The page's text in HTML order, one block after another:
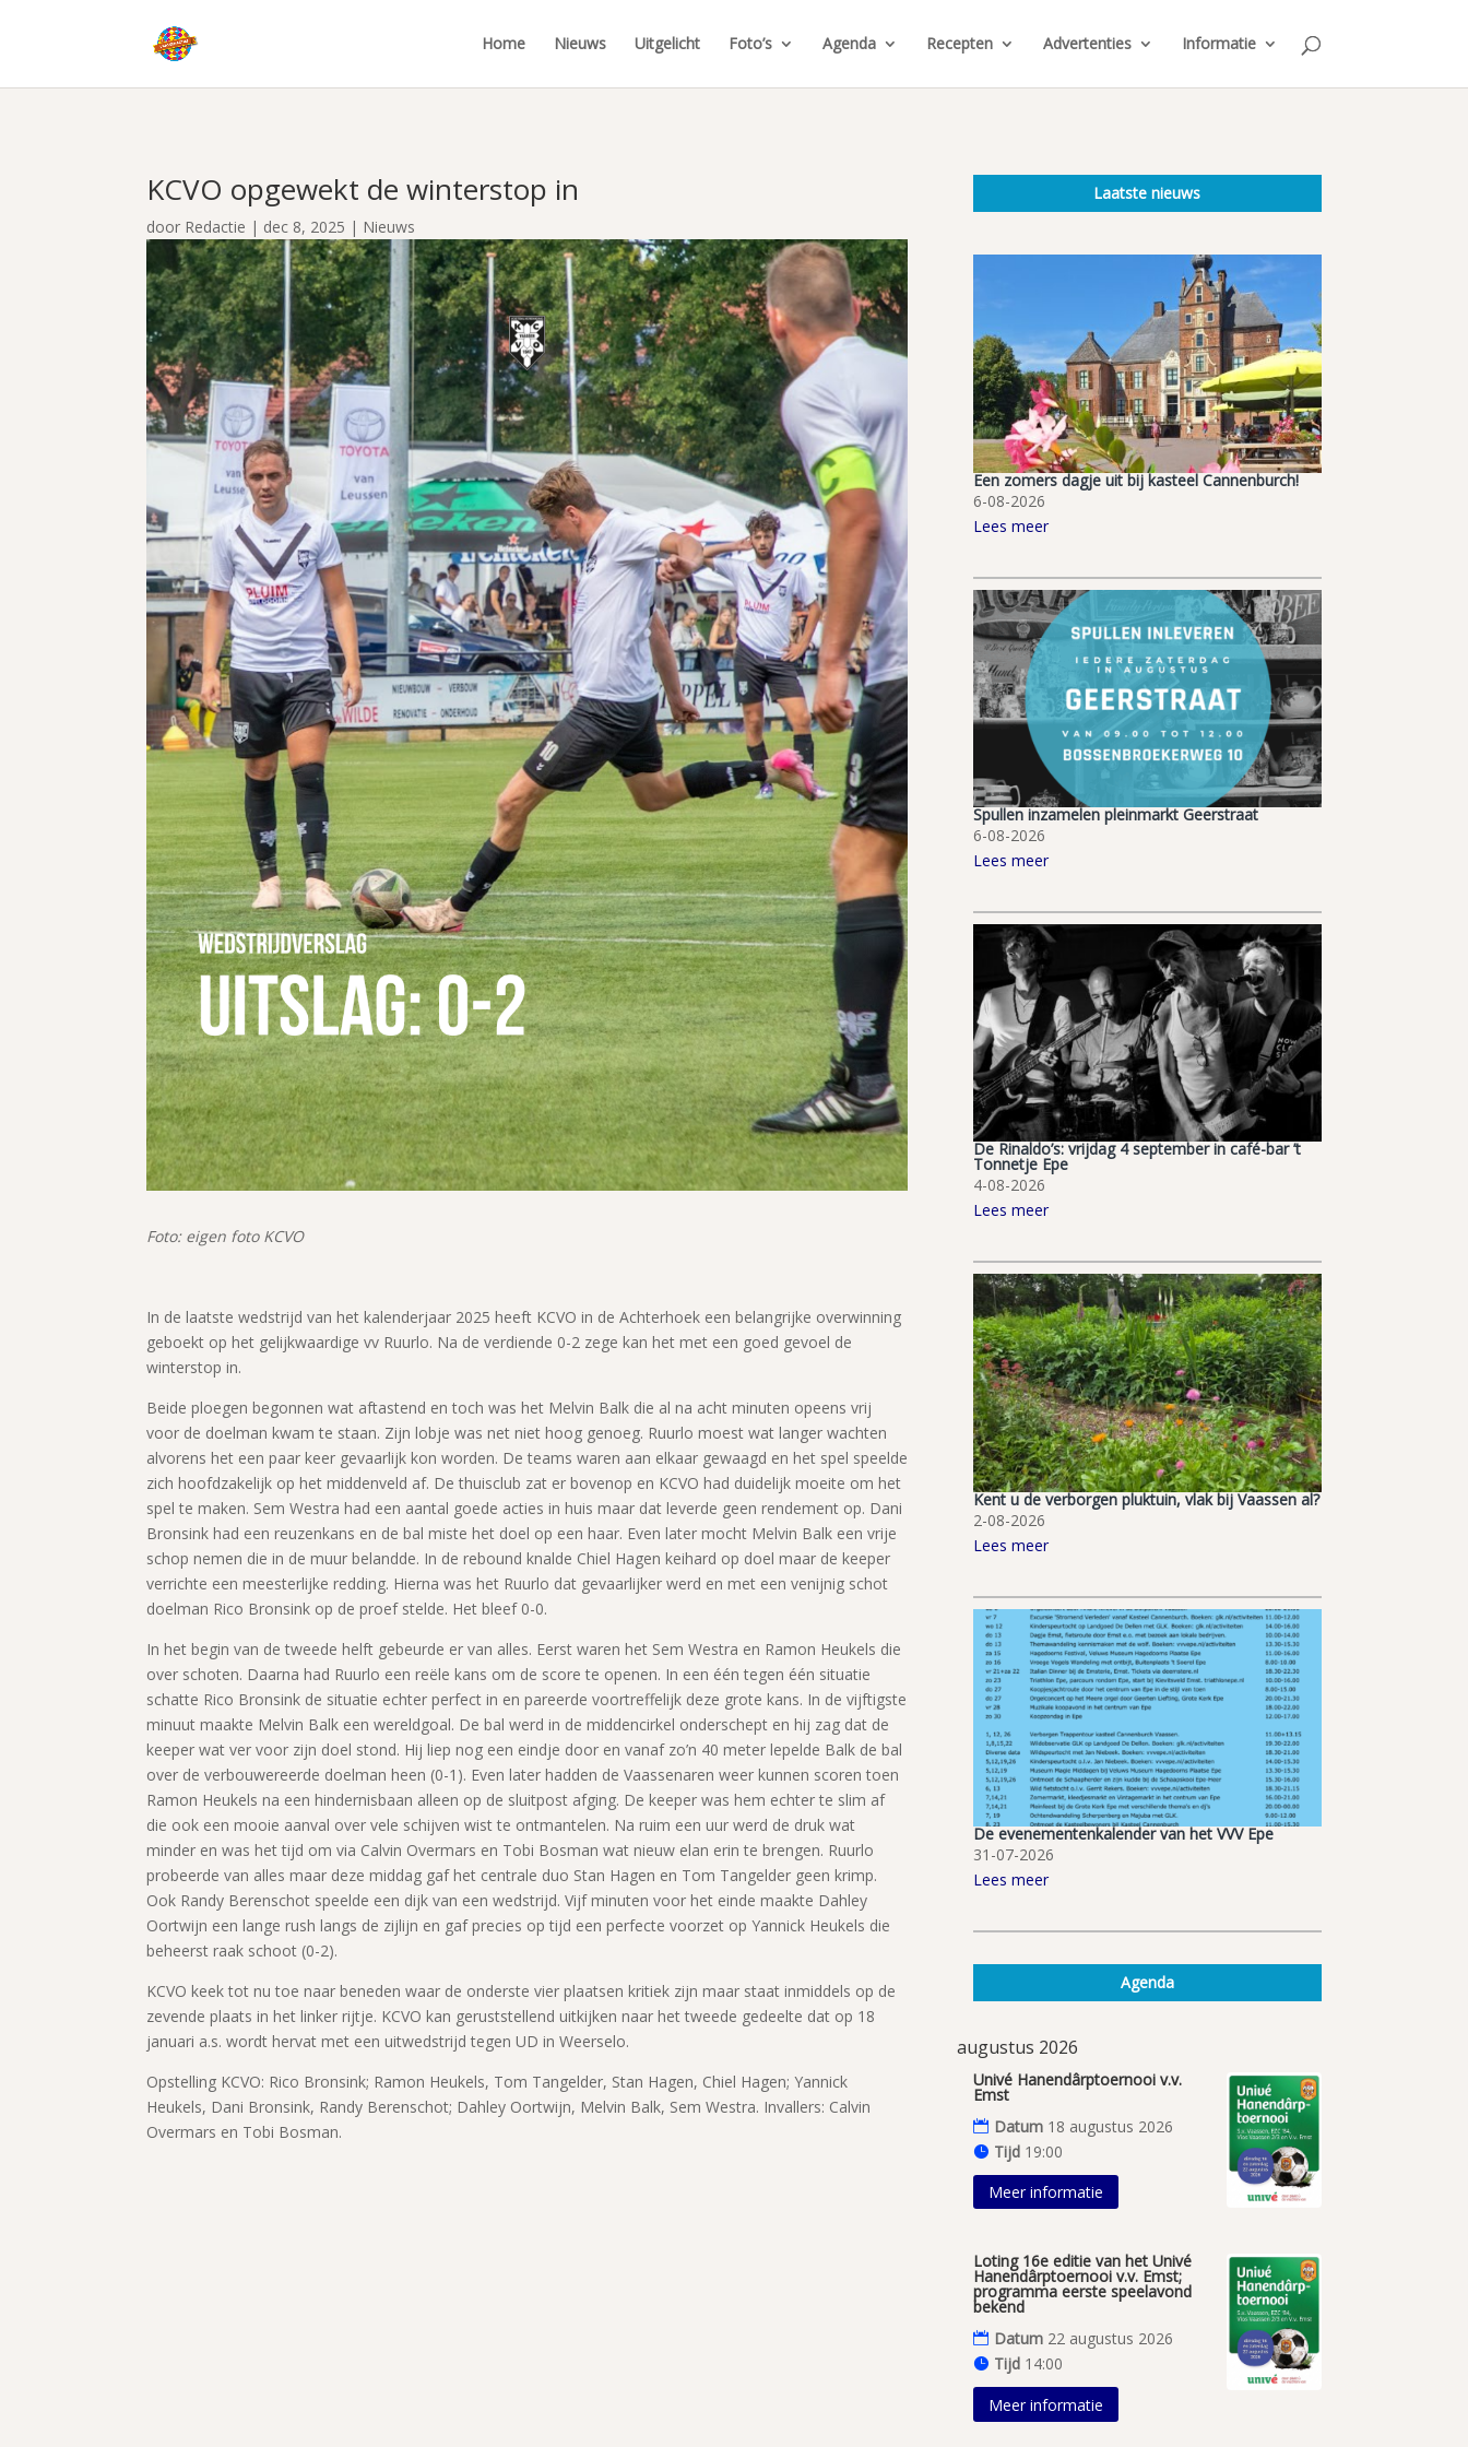
Home Nieuws Uitgelicht Foto’s Agenda Recepten Advertenties Informatie
KCVO opgewekt de winterstop in
door Redactie | dec 8, 2025 | Nieuws
Foto: eigen foto KCVO
In de laatste wedstrijd van het kalenderjaar 2025 heeft KCVO in de Achterhoek een belangrijke overwinning
geboekt op het gelijkwaardige vv Ruurlo. Na de verdiende 0-2 zege kan het met een goed gevoel de
winterstop in.
Beide ploegen begonnen wat aftastend en toch was het Melvin Balk die al na acht minuten opeens vrij
voor de doelman kwam te staan. Zijn lobje was net niet hoog genoeg. Ruurlo moest wat langer wachten
alvorens het een paar keer gevaarlijk kon worden. De teams waren aan elkaar gewaagd en het spel speelde
zich hoofdzakelijk op het middenveld af. De thuisclub zat er bovenop en KCVO had duidelijk moeite om het
spel te maken. Sem Westra had een aantal goede acties in huis maar dat leverde geen rendement op. Dani
Bronsink had een reuzenkans en de bal miste het doel op een haar. Even later mocht Melvin Balk een vrije
schop nemen die in de muur belandde. In de rebound knalde Chiel Hagen keihard op doel maar de keeper
verrichte een meesterlijke redding. Hierna was het Ruurlo dat gevaarlijker werd en met een venijnig schot
doelman Rico Bronsink op de proef stelde. Het bleef 0-0.
In het begin van de tweede helft gebeurde er van alles. Eerst waren het Sem Westra en Ramon Heukels die
over schoten. Daarna had Ruurlo een reële kans om de score te openen. In een één tegen één situatie
schatte Rico Bronsink de situatie echter perfect in en pareerde voortreffelijk deze grote kans. In de vijftigste
minuut maakte Melvin Balk een wereldgoal. De bal werd in de middencirkel onderschept en hij zag dat de
keeper wat ver voor zijn doel stond. Hij liep nog een eindje door en vanaf zo’n 40 meter lepelde Balk de bal
over de verbouwereerde doelman heen (0-1). Even later hadden de Vaassenaren weer kunnen scoren toen
Ramon Heukels na een hindernisbaan alleen op de sluitpost afging. De keeper was hem echter te slim af
die ook een mooie aanval over vele schijven wist te ontmantelen. Na ruim een uur werd de druk wat
minder en was het tijd om via Calvin Overmars en Tobi Bosman wat nieuw elan erin te brengen. Ruurlo
probeerde van alles maar deze middag gaf het centrale duo Stan Hagen en Tom Tangelder geen krimp.
Ook Randy Berenschot speelde een dijk van een wedstrijd. Vijf minuten voor het einde maakte Dahley
Oortwijn een lange rush langs de zijlijn en gaf precies op tijd een perfecte voorzet op Yannick Heukels die
beheerst raak schoot (0-2).
KCVO keek tot nu toe naar beneden waar de onderste vier plaatsen kritiek zijn maar staat inmiddels op de
zevende plaats in het linker rijtje. KCVO kan geruststellend uitkijken naar het tweede gedeelte dat op 18
januari a.s. wordt hervat met een uitwedstrijd tegen UD in Weerselo.
Opstelling KCVO: Rico Bronsink; Ramon Heukels, Tom Tangelder, Stan Hagen, Chiel Hagen; Yannick
Heukels, Dani Bronsink, Randy Berenschot; Dahley Oortwijn, Melvin Balk, Sem Westra. Invallers: Calvin
Overmars en Tobi Bosman.
Laatste nieuws
Een zomers dagje uit bij kasteel Cannenburch!
6-08-2026
Lees meer
Spullen inzamelen pleinmarkt Geerstraat
6-08-2026
Lees meer
De Rinaldo’s: vrijdag 4 september in café-bar ’t
Tonnetje Epe
4-08-2026
Lees meer
Kent u de verborgen pluktuin, vlak bij Vaassen al?
2-08-2026
Lees meer
De evenementenkalender van het VVV Epe
31-07-2026
Lees meer
Agenda
augustus 2026
Univé Hanendârptoernooi v.v.
Emst
Datum 18 augustus 2026
Tijd 19:00
Meer informatie
Loting 16e editie van het Univé
Hanendârptoernooi v.v. Emst;
programma eerste speelavond
bekend
Datum 22 augustus 2026
Tijd 14:00
Meer informatie